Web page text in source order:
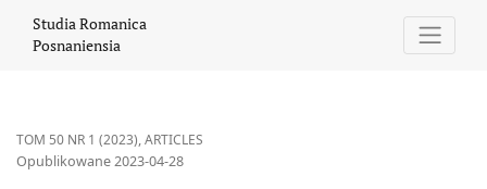
Studia Romanica
Posnaniensia
TOM 50 NR 1 (2023),ARTICLES
Opublikowane 2023-04-28